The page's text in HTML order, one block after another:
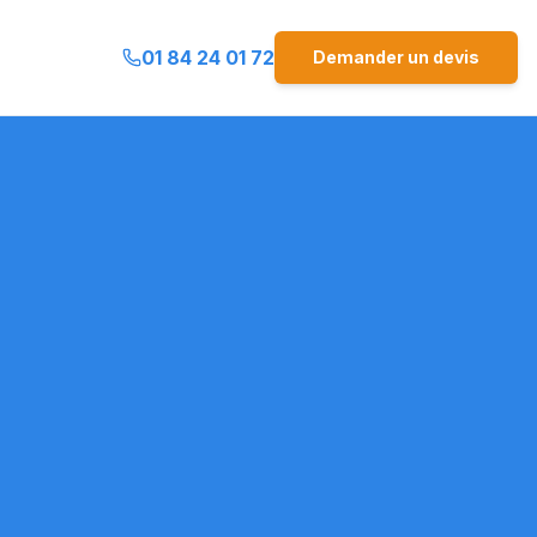
01 84 24 01 72 Demander un devis